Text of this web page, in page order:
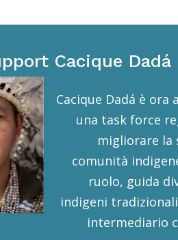
Cacique Dadá
Cacique Dadá è ora
una task force
migliorare la
comunità
ruolo, guida
indigeni
intermediario